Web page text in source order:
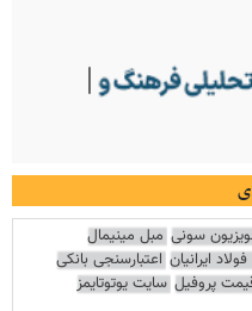
سونی مبل مینیمال
ایرانیان اعتبارسنجی بانکی
پروفیل سایت یوتوتایمز